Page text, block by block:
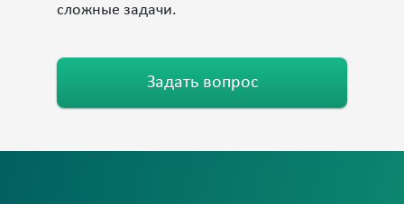
сложные задачи.
Задать вопрос